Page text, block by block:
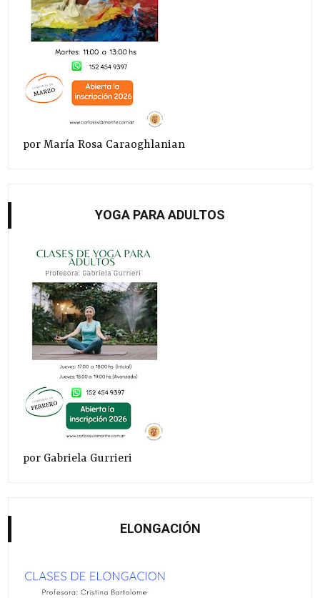
por María Rosa Caraoghlanian
YOGA PARA ADULTOS
por Gabriela Gurrieri
ELONGACIÓN